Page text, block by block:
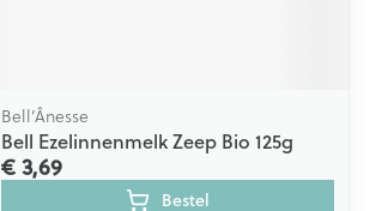
Bell’Ânesse
Bell Ezelinnenmelk Zeep Bio 125g
€ 3,69
Bestel